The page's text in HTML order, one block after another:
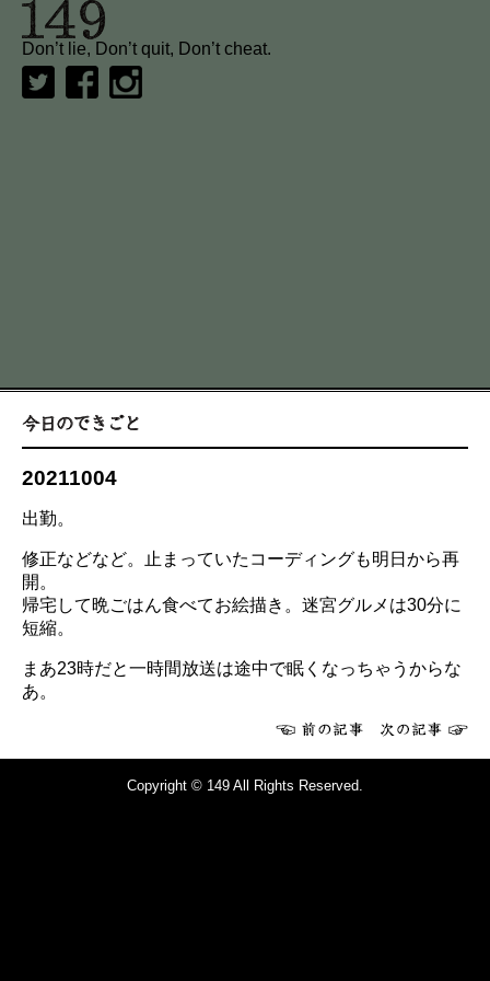
Don’t lie, Don’t quit, Don’t cheat.
20211004
出勤。
修正などなど。止まっていたコーディングも明日から再
開。
帰宅して晩ごはん食べてお絵描き。迷宮グルメは30分に
短縮。
まあ23時だと一時間放送は途中で眠くなっちゃうからな
あ。
Copyright © 149 All Rights Reserved.